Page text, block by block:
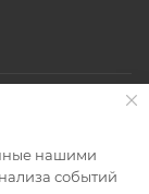
нашими
событий